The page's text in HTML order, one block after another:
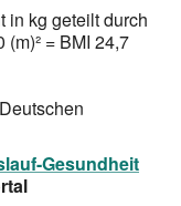
in kg geteilt durch
= BMI 24,7
Gesundheit